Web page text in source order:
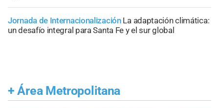
Jornada de Internacionalización La adaptación climática:
un desafío integral para Santa Fe y el sur global
+ Área Metropolitana